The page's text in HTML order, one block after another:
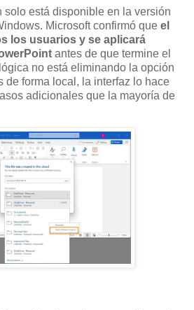
solo está disponible en la versión
Microsoft confirmó que el
los usuarios y se aplicará
antes de que termine el
no está eliminando la opción
de forma local, la interfaz lo hace
adicionales que la mayoría de